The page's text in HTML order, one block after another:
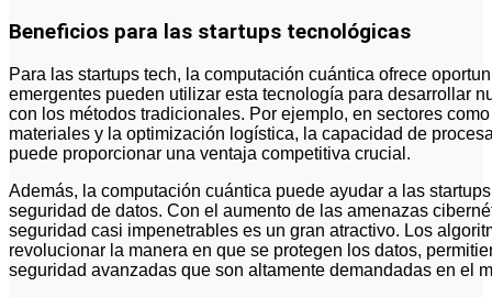
Beneficios para las startups tecnológicas
Para las startups tech, la computación cuántica ofrece
emergentes pueden utilizar esta tecnología para desarrollar
con los métodos tradicionales. Por ejemplo, en sectores
materiales y la optimización logística, la capacidad de
puede proporcionar una ventaja competitiva crucial.
Además, la computación cuántica puede ayudar a las
seguridad de datos. Con el aumento de las amenazas
seguridad casi impenetrables es un gran atractivo. Los
revolucionar la manera en que se protegen los datos,
seguridad avanzadas que son altamente demandadas en el